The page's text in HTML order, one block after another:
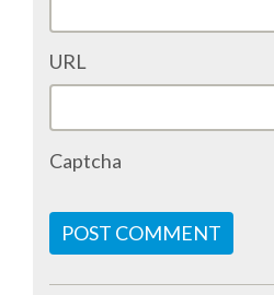
WHERE TO EAT
URL
Captcha
POST COMMENT